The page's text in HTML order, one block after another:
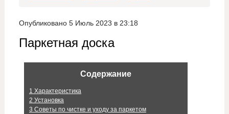
Опубликовано 5 Июль 2023 в 23:18
Паркетная доска
Содержание
1 Характеристика
2 Установка
3 Советы по чистке и уходу за паркетом